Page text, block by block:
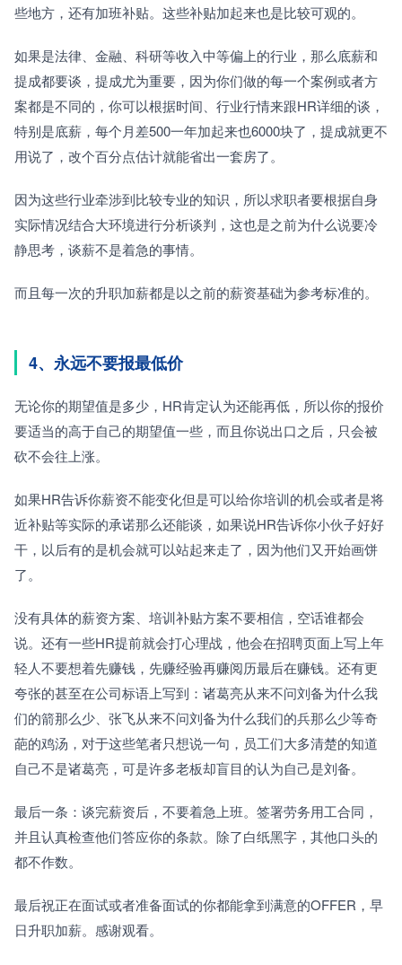
些地方，还有加班补贴。这些补贴加起来也是比较可观的。
如果是法律、金融、科研等收入中等偏上的行业，那么底薪和
提成都要谈，提成尤为重要，因为你们做的每一个案例或者方
案都是不同的，你可以根据时间、行业行情来跟HR详细的谈，
特别是底薪，每个月差500一年加起来也6000块了，提成就更不
用说了，改个百分点估计就能省出一套房了。
因为这些行业牵涉到比较专业的知识，所以求职者要根据自身
实际情况结合大环境进行分析谈判，这也是之前为什么说要冷
静思考，谈薪不是着急的事情。
而且每一次的升职加薪都是以之前的薪资基础为参考标准的。
4、永远不要报最低价
无论你的期望值是多少，HR肯定认为还能再低，所以你的报价
要适当的高于自己的期望值一些，而且你说出口之后，只会被
砍不会往上涨。
如果HR告诉你薪资不能变化但是可以给你培训的机会或者是将
近补贴等实际的承诺那么还能谈，如果说HR告诉你小伙子好好
干，以后有的是机会就可以站起来走了，因为他们又开始画饼
了。
没有具体的薪资方案、培训补贴方案不要相信，空话谁都会
说。还有一些HR提前就会打心理战，他会在招聘页面上写上年
轻人不要想着先赚钱，先赚经验再赚阅历最后在赚钱。还有更
夸张的甚至在公司标语上写到：诸葛亮从来不问刘备为什么我
们的箭那么少、张飞从来不问刘备为什么我们的兵那么少等奇
葩的鸡汤，对于这些笔者只想说一句，员工们大多清楚的知道
自己不是诸葛亮，可是许多老板却盲目的认为自己是刘备。
最后一条：谈完薪资后，不要着急上班。签署劳务用工合同，
并且认真检查他们答应你的条款。除了白纸黑字，其他口头的
都不作数。
最后祝正在面试或者准备面试的你都能拿到满意的OFFER，早
日升职加薪。感谢观看。